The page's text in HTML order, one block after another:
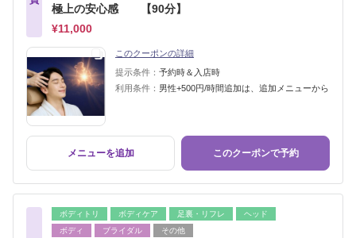
極上の安心感 【90分】
¥11,000
このクーポンの詳細
提示条件： 予約時＆入店時
利用条件： 男性+500円/時間追加は、追加メニューから
メニューを追加 このクーポンで予約
ボディトリ ボディケア 足裏・リフレ
ヘッド
ボディ
ブライダル その他